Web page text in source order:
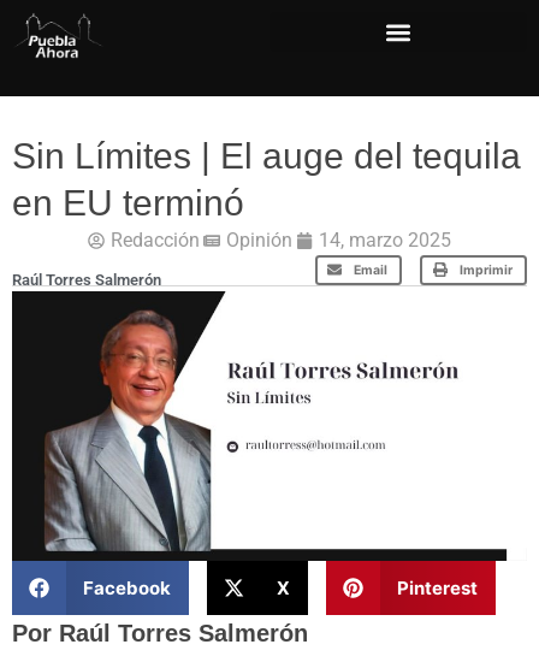
Sin Límites | El auge del tequila
en EU terminó
Redacción Opinión 14, marzo 2025
Email Imprimir
Raúl Torres Salmerón
Facebook X Pinterest
Por Raúl Torres Salmerón